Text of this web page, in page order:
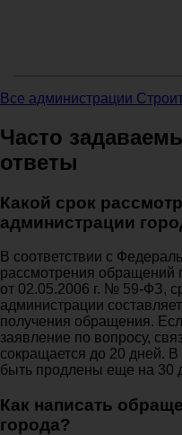
Все администрации
Часто
ответы
Какой срок
администрации
В соответствии с
рассмотрения обращений
от 02.05.2006 г. № 59-ФЗ,
администрации
получения обращения.
заявление по вопросу,
сокращается до 20 дней.
быть продлены еще на 30
Как написать
города?